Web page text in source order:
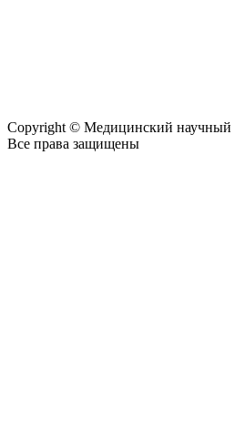
Copyright © Медицинский научный
Все права защищены